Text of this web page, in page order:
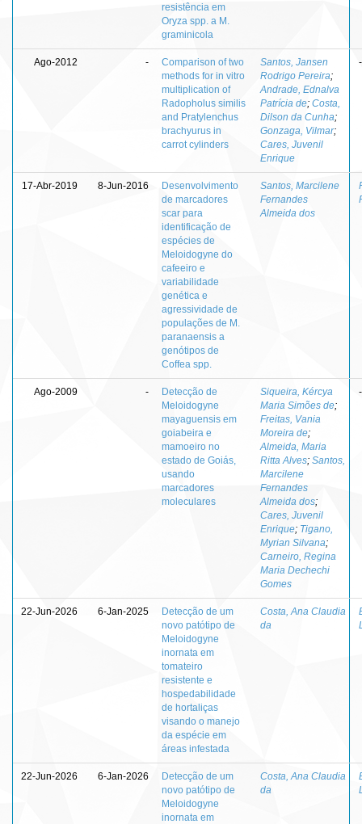
resistência em
Oryza spp. a M.
graminicola
Ago-2012 -
Comparison of two
methods for in vitro
multiplication of
Radopholus similis
and Pratylenchus
brachyurus in
carrot cylinders
Santos, Jansen
Rodrigo Pereira;
Andrade, Ednalva
Patrícia de; Costa,
Dilson da Cunha;
Gonzaga, Vilmar;
Cares, Juvenil
Enrique
-
17-Abr-2019 8-Jun-2016
Desenvolvimento
de marcadores
scar para
identificação de
espécies de
Meloidogyne do
cafeeiro e
variabilidade
genética e
agressividade de
populações de M.
paranaensis a
genótipos de
Coffea spp.
Santos, Marcilene
Fernandes
Almeida dos
Ago-2009 -
Detecção de
Meloidogyne
mayaguensis em
goiabeira e
mamoeiro no
estado de Goiás,
usando
marcadores
moleculares
Siqueira, Kércya
Maria Simões de;
Freitas, Vania
Moreira de;
Almeida, Maria
Ritta Alves; Santos,
Marcilene
Fernandes
Almeida dos;
Cares, Juvenil
Enrique; Tigano,
Myrian Silvana;
Carneiro, Regina
Maria Dechechi
Gomes
-
22-Jun-2026 6-Jan-2025
Detecção de um
novo patótipo de
Meloidogyne
inornata em
tomateiro
resistente e
hospedabilidade
de hortaliças
visando o manejo
da espécie em
áreas infestada
Costa, Ana Claudia
da
22-Jun-2026 6-Jan-2026
Detecção de um
novo patótipo de
Meloidogyne
inornata em
Costa, Ana Claudia
da